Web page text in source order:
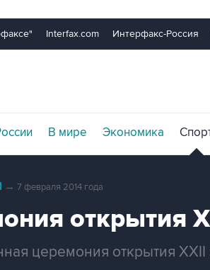
Interfax.com Интерфакс-Россия
В мире Экономика
→ 7 февраля 2014 года
открытия
церемония открытия